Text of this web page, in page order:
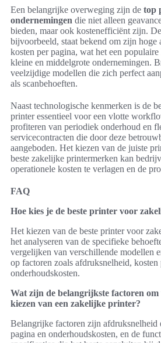
Een belangrijke overweging zijn de top
ondernemingen die niet alleen
bieden, maar ook kostenefficiënt zijn.
bijvoorbeeld, staat bekend om zijn hoge
kosten per pagina, wat het een
kleine en middelgrote ondernemingen.
veelzijdige modellen die zich perfect
als scanbehoeften.
Naast technologische kenmerken is de
printer essentieel voor een vlotte
profiteren van periodiek onderhoud en
servicecontracten die door deze
aangeboden. Het kiezen van de juiste
beste zakelijke printermerken kan
operationele kosten te verlagen en de
FAQ
Hoe kies je de beste printer voor
Het kiezen van de beste printer voor
het analyseren van de specifieke
vergelijken van verschillende modellen
op factoren zoals afdruksnelheid, kosten
onderhoudskosten.
Wat zijn de belangrijkste factoren
kiezen van een zakelijke printer?
Belangrijke factoren zijn afdruksnelheid
pagina en onderhoudskosten, en de